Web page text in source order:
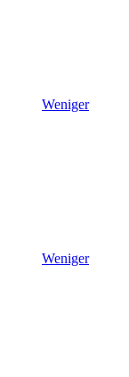
Weniger
Weniger